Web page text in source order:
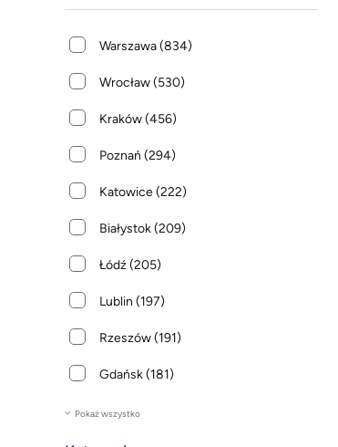
Warszawa(834)
Wrocław(530)
Kraków(456)
Poznań (294)
Katowice(222)
Białystok(209)
Łódź(205)
Lublin (197)
Rzeszów(191)
Gdańsk(181)
Pokaż wszystko